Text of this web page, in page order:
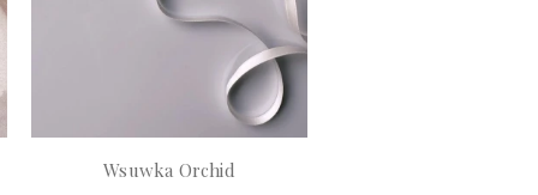
Wsuwka Orchid